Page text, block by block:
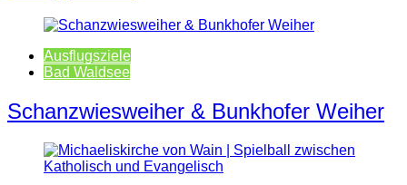
Ausflugsziele
Bad Waldsee
Schanzwiesweiher & Bunkhofer Weiher